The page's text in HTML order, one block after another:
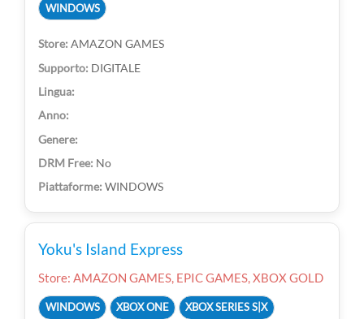
WINDOWS
AMAZON GAMES
DIGITALE
No
WINDOWS
Yoku's Island Express
Store: AMAZON GAMES, EPIC GAMES, XBOX GOLD
WINDOWS XBOX ONE XBOX SERIES S|X